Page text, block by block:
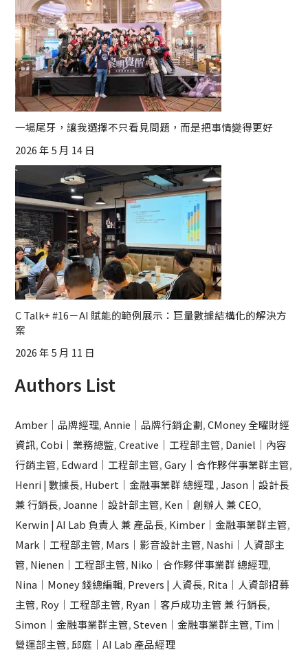
一場尾牙，讓我選擇不只看見問題，而是把事情變得更好
2026 年 5 月 14 日
C Talk+ #16－AI 賦能的範例展示：巨量數據結構化的解決方
案
2026 年 5 月 11 日
Authors List
Amber｜品牌經理,Annie｜品牌行銷企劃,CMoney 全曜財經
資訊,Cobi｜業務總監,Creative｜工程部主管, Daniel｜內容
行銷主管, Edward｜工程部主管,Gary｜合作夥伴事業群主管,
Henri | 數據長, Hubert｜金融事業群 總經理,Jason｜設計長
兼 行銷長,Joanne｜設計部主管, Ken｜創辦人 兼 CEO,
Kerwin | AI Lab 負責人 兼 產品長, Kimber｜金融事業群主管,
Mark｜工程部主管, Mars｜影音設計主管, Nashi｜人資部主
管, Nienen｜工程部主管, Niko｜合作夥伴事業群 總經理,
Nina｜Money 錢總編輯, Prevers | 人資長, Rita｜人資部招募
主管, Roy｜工程部主管, Ryan｜客戶成功主管 兼 行銷長,
Simon｜金融事業群主管,Steven｜金融事業群主管, Tim｜
營運部主管, 邱庭｜AI Lab 產品經理